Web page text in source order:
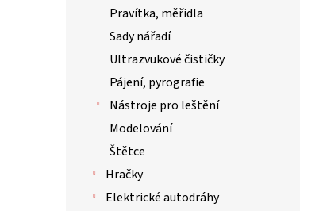
Pravítka, měřidla
Sady nářadí
Ultrazvukové čističky
Pájení, pyrografie
Nástroje pro leštění
Modelování
Štětce
Hračky
Elektrické autodráhy